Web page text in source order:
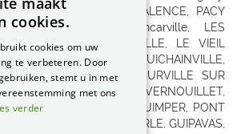
cookies.
cookies om uw
te verbeteren. Door
stemt u in met
met ons
verder